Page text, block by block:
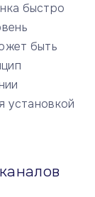
быстро
быть
установкой